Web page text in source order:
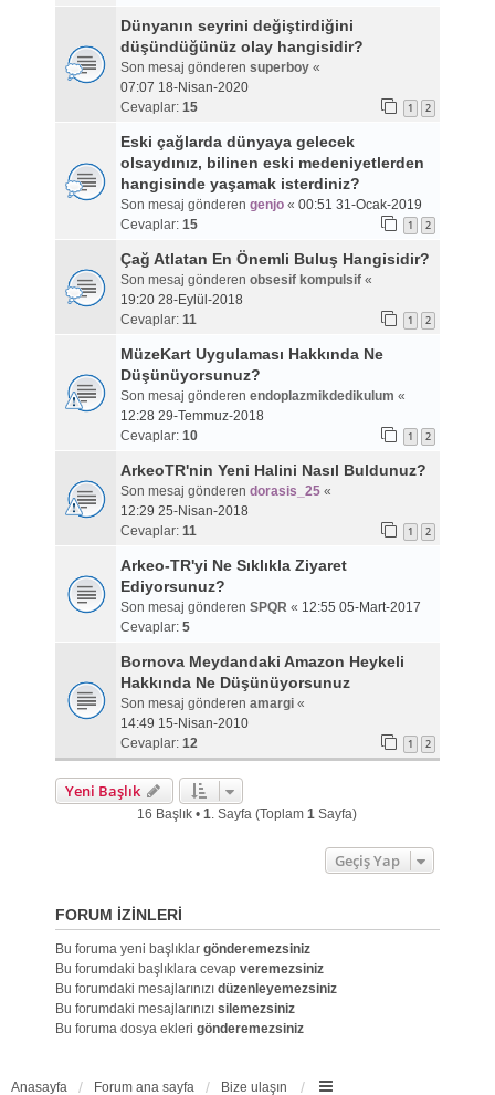
Dünyanın seyrini değiştirdiğini
düşündüğünüz olay hangisidir?
Son mesaj gönderen superboy«
07:07 18-Nisan-2020
Cevaplar: 15 1 2
Eski çağlarda dünyaya gelecek
olsaydınız, bilinen eski medeniyetlerden
hangisinde yaşamak isterdiniz?
Son mesaj gönderen genjo« 00:51 31-Ocak-2019
Cevaplar: 15 1 2
Çağ Atlatan En Önemli Buluş Hangisidir?
Son mesaj gönderen obsesif kompulsif«
19:20 28-Eylül-2018
Cevaplar: 11 1 2
MüzeKart Uygulaması Hakkında Ne
Düşünüyorsunuz?
Son mesaj gönderen endoplazmikdedikulum «
12:28 29-Temmuz-2018
Cevaplar: 10 1 2
ArkeoTR'nin Yeni Halini Nasıl Buldunuz?
Son mesaj gönderen dorasis_25«
12:29 25-Nisan-2018
Cevaplar: 11 1 2
Arkeo-TR'yi Ne Sıklıkla Ziyaret
Ediyorsunuz?
Son mesaj gönderen SPQR « 12:55 05-Mart-2017
Cevaplar: 5
Bornova Meydandaki Amazon Heykeli
Hakkında Ne Düşünüyorsunuz
Son mesaj gönderen amargi«
14:49 15-Nisan-2010
Cevaplar: 12 1 2
Yeni Başlık
16 Başlık •1. Sayfa (Toplam1 Sayfa)
Geçiş Yap
FORUM IZINLERI
Bu foruma yeni başlıklar gönderemezsiniz
Bu forumdaki başlıklara cevap veremezsiniz
Bu forumdaki mesajlarınızı düzenleyemezsiniz
Bu forumdaki mesajlarınızı silemezsiniz
Bu foruma dosya ekleri gönderemezsiniz
Anasayfa Forum ana sayfa Bize ulaşın